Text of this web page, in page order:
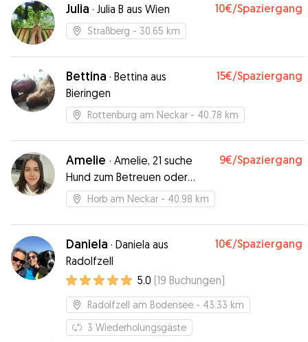
Julia · Julia B aus Wien 10€/Spaziergang
Straßberg - 30.65 km
Bettina · Bettina aus
Bieringen
15€/Spaziergang
Rottenburg am Neckar - 40.78 km
Amelie · Amelie, 21 suche
Hund zum Betreuen oder
Gassi gehen:)
9€/Spaziergang
Horb am Neckar - 40.98 km
Daniela · Daniela aus
Radolfzell
10€/Spaziergang
5.0 (19 Buchungen)
Radolfzell am Bodensee - 43.33 km
3 Wiederholungsgäste